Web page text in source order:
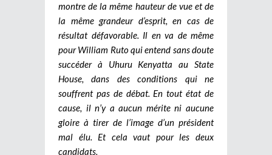
montre de la même hauteur de vue et de
la même grandeur d’esprit, en cas de
résultat défavorable. Il en va de même
pour William Ruto qui entend sans doute
succéder à Uhuru Kenyatta au State
House, dans des conditions qui ne
souffrent pas de débat. En tout état de
cause, il n’y a aucun mérite ni aucune
gloire à tirer de l’image d’un président
mal élu. Et cela vaut pour les deux
candidats.